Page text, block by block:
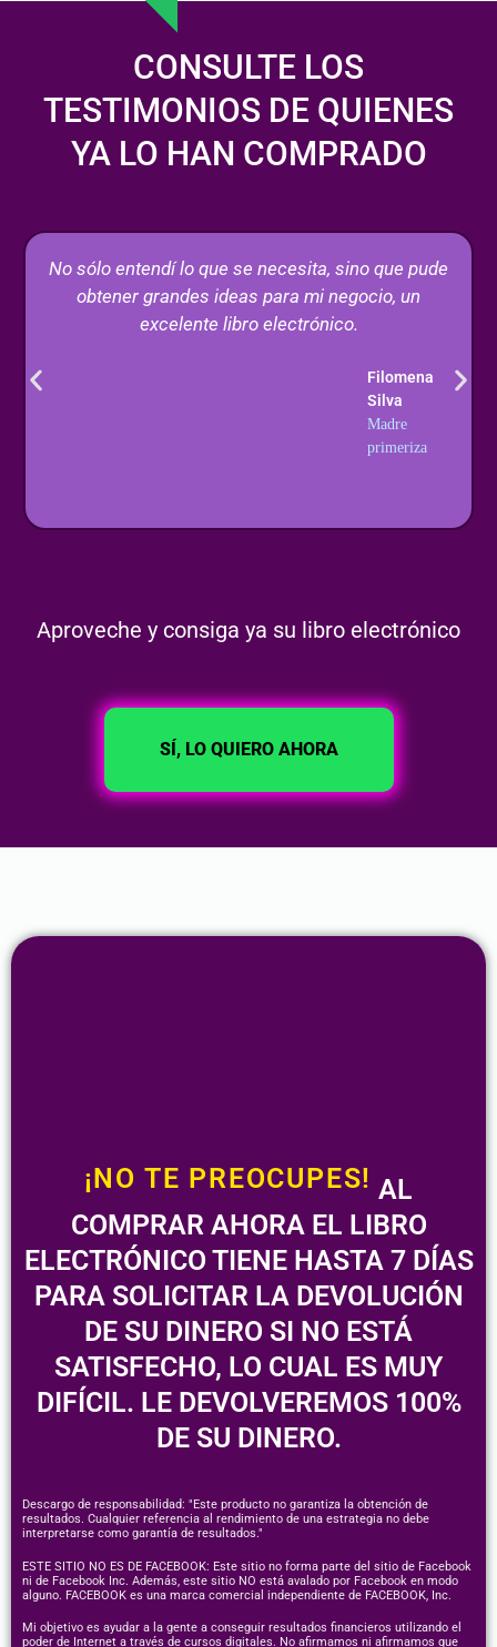
CONSULTE LOS
TESTIMONIOS DE QUIENES
YA LO HAN COMPRADO
No sólo entendí lo que se necesita, sino que pude
obtener grandes ideas para mi negocio, un
excelente libro electrónico.
Filomena
Silva
Madre
primeriza
Aproveche y consiga ya su libro electrónico
SÍ, LO QUIERO AHORA
¡NO TE PREOCUPES! AL
COMPRAR AHORA EL LIBRO
ELECTRÓNICO TIENE HASTA 7 DÍAS
PARA SOLICITAR LA DEVOLUCIÓN
DE SU DINERO SI NO ESTÁ
SATISFECHO, LO CUAL ES MUY
DIFÍCIL. LE DEVOLVEREMOS 100%
DE SU DINERO.
Descargo de responsabilidad: "Este producto no garantiza la obtención de
resultados. Cualquier referencia al rendimiento de una estrategia no debe
interpretarse como garantía de resultados."
ESTE SITIO NO ES DE FACEBOOK: Este sitio no forma parte del sitio de Facebook
ni de Facebook Inc. Además, este sitio NO está avalado por Facebook en modo
alguno. FACEBOOK es una marca comercial independiente de FACEBOOK, Inc.
Mi objetivo es ayudar a la gente a conseguir resultados financieros utilizando el
poder de Internet a través de cursos digitales. No afirmamos ni afirmamos que